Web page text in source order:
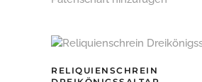
RELIQUIENSCHREIN